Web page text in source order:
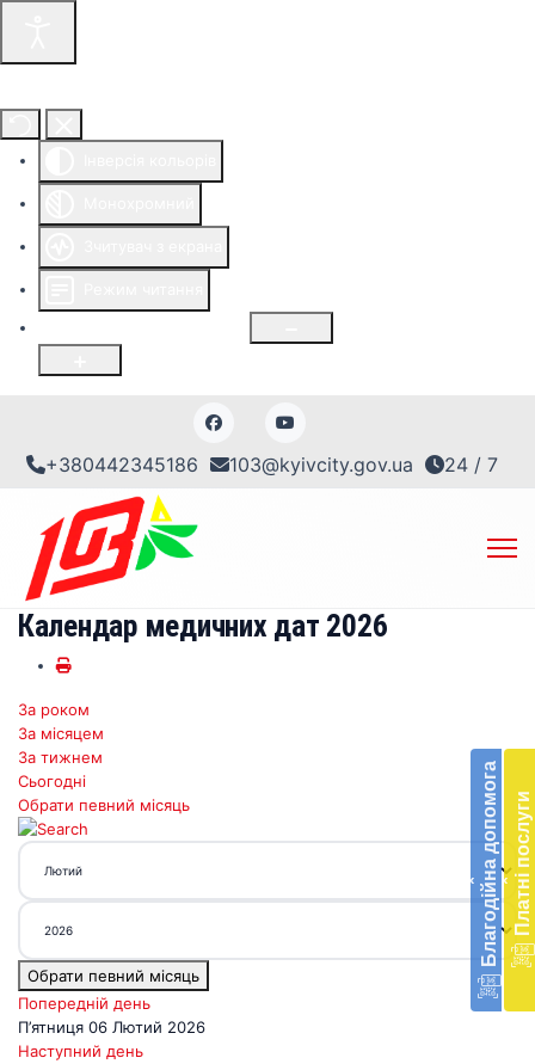
+380442345186 103@kyivcity.gov.ua 24 / 7
‹ Благодійна допомогав
‹ Платні послуги
Календар медичних дат 2026
За роком
За місяцем
За тижнем
Сьогодні
Обрати певний місяць
Обрати певний місяць
Попередній день
П’ятниця 06 Лютий 2026
Наступний день